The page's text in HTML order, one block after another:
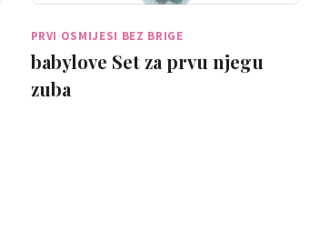
PRVI OSMIJESI BEZ BRIGE
babylove Set za prvu njegu
zuba